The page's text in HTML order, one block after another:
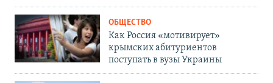
ОБЩЕСТВО
Как Россия «мотивирует»
крымских абитуриентов
поступать в вузы Украины